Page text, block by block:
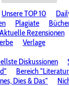
Unsere TOP 10
Plagiate
Aktuelle Rezensionen
Verlage
Diskussionen
Bereich
Dies & Das"